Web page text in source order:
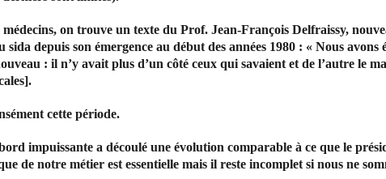
on trouve un texte du Prof. Jean-François Delfraissy,
depuis son émergence au début des années 1980 : « Nous avons
: il n’y avait plus d’un côté ceux qui savaient et de l’autre le
cette période.
impuissante a découlé une évolution comparable à ce que le
notre métier est essentielle mais il reste incomplet si nous ne